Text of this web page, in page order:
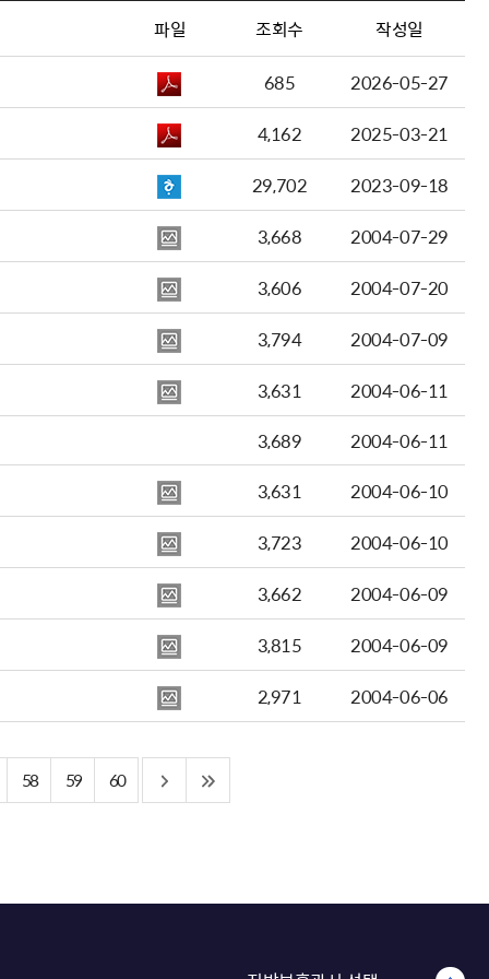
파일 조회수 작성일
685
2026-05-27
4,162
2025-03-21
29,702
2023-09-18
3,668
2004-07-29
3,606
2004-07-20
3,794
2004-07-09
3,631
2004-06-11
3,689
2004-06-11
3,631
2004-06-10
3,723
2004-06-10
3,662
2004-06-09
3,815
2004-06-09
2,971
2004-06-06
58 59 60